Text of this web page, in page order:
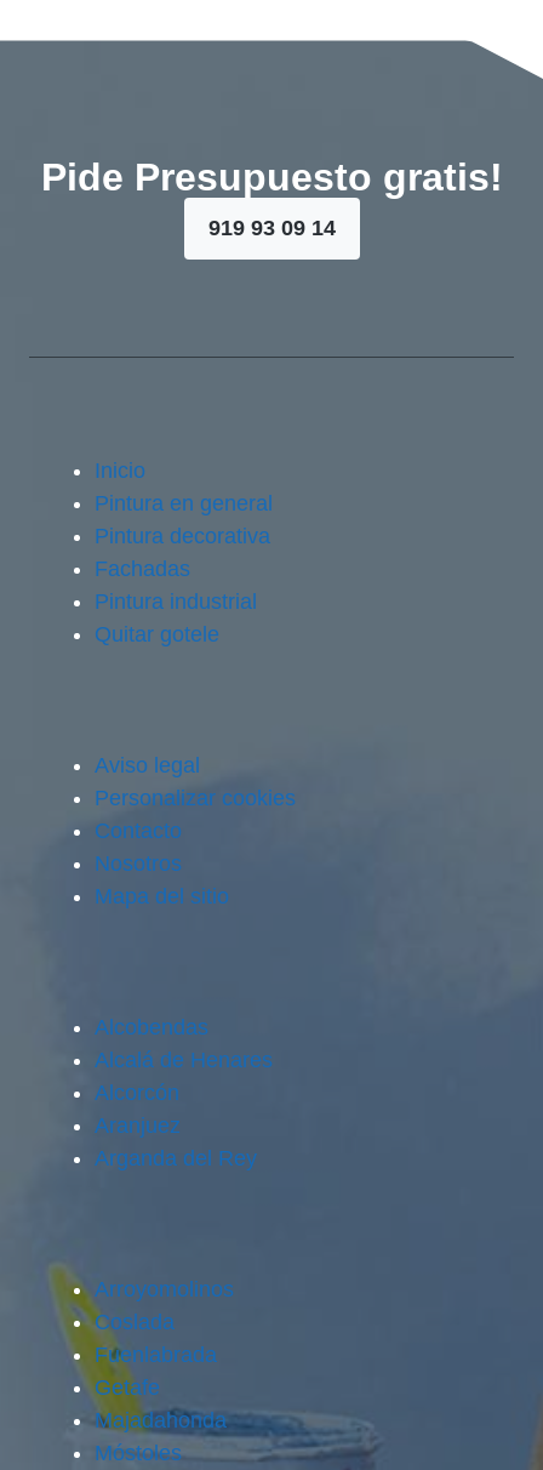
Pide Presupuesto gratis!
919 93 09 14
Inicio
Pintura en general
Pintura decorativa
Fachadas
Pintura industrial
Quitar gotele
Aviso legal
Personalizar cookies
Contacto
Nosotros
Mapa del sitio
Alcobendas
Alcalá de Henares
Alcorcón
Aranjuez
Arganda del Rey
Arroyomolinos
Coslada
Fuenlabrada
Getafe
Majadahonda
Móstoles